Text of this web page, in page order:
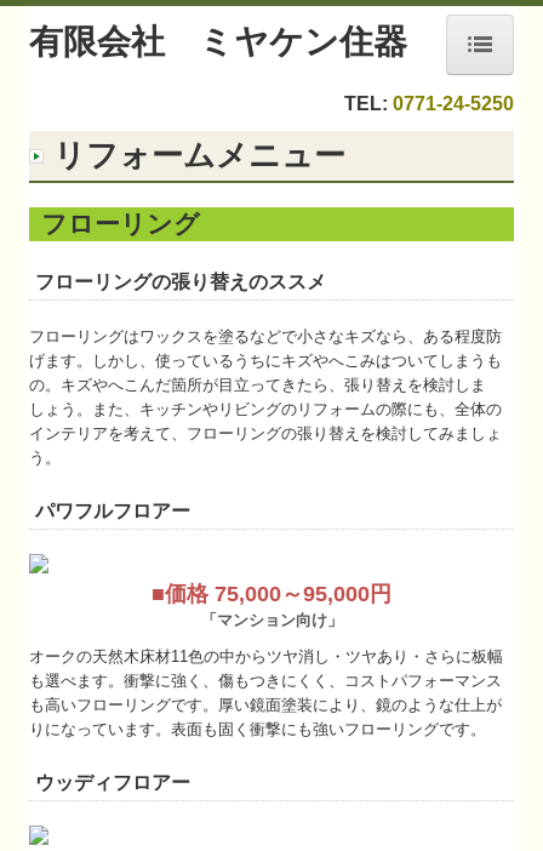
会社案内
リフォームメニュー
リフォーム 事例
エクステリア事例
リフォームの流れ
お問合せ
有限会社 ミヤケン住器
TEL: 0771-24-5250
リフォームメニュー
フローリング
フローリングの張り替えのススメ
フローリングはワックスを塗るなどで小さなキズなら、ある程度防
げます。しかし、使っているうちにキズやへこみはついてしまうも
の。キズやへこんだ箇所が目立ってきたら、張り替えを検討しま
しょう。また、キッチンやリビングのリフォームの際にも、全体の
インテリアを考えて、フローリングの張り替えを検討してみましょ
う。
パワフルフロアー
■価格 75,000～95,000円
「マンション向け」
オークの天然木床材11色の中からツヤ消し・ツヤあり・さらに板幅
も選べます。衝撃に強く、傷もつきにくく、コストパフォーマンス
も高いフローリングです。厚い鏡面塗装により、鏡のような仕上が
りになっています。表面も固く衝撃にも強いフローリングです。
ウッディフロアー